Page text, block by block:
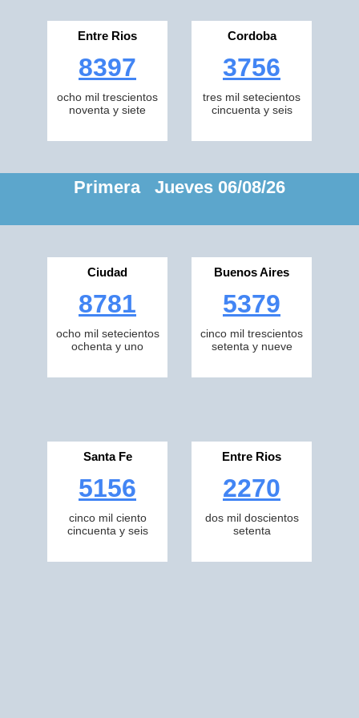
Entre Rios
8397
ocho mil trescientos
noventa y siete
Cordoba
3756
tres mil setecientos
cincuenta y seis
Primera Jueves 06/08/26
Ciudad
8781
ocho mil setecientos
ochenta y uno
Buenos Aires
5379
cinco mil trescientos
setenta y nueve
Santa Fe
5156
cinco mil ciento
cincuenta y seis
Entre Rios
2270
dos mil doscientos
setenta